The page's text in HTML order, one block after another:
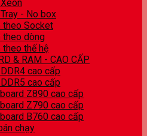
- No box
theo Socket
theo dòng
theo thế hệ
& RAM - CAO CẤP
cao cấp
cao cấp
Z890 cao cấp
Z790 cao cấp
B760 cao cấp
chạy